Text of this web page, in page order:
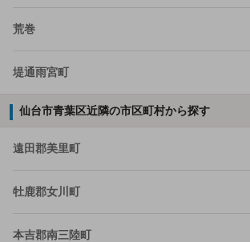
荒巻
堤通雨宮町
仙台市青葉区近隣の市区町村から探す
遠田郡美里町
牡鹿郡女川町
本吉郡南三陸町